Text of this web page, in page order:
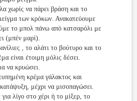
χωρίς να πάρει βράση και το
των κρόκων. Ανακατεύουμε
το μπολ πάνω από κατσαρόλι με
(μπέν μαρί).
, το αλάτι το βούτυρο και το
είναι έτοιμη μόλις δέσει.
να κρυώσει.
κρέμα γάλακτος και
μέχρι να μισοπαγώσει.
λίγο στο χέρι ή το μίξερ, το